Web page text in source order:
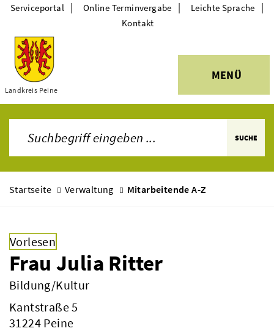
Themen
Landkreis Peine
MENÜ
Serviceportal | Online Terminvergabe | Leichte Sprache |
Kontakt
SUCHE
Startseite Verwaltung Mitarbeitende A-Z
Vorlesen
Frau Julia Ritter
Bildung/Kultur
Kantstraße 5
31224 Peine